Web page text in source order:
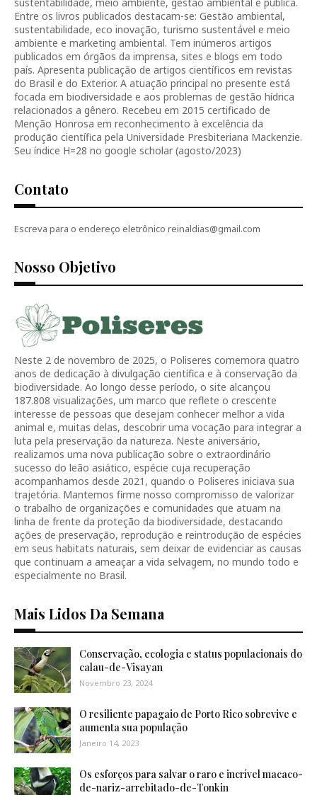
Entre os livros publicados destacam-se: Gestão ambiental,
sustentabilidade, eco inovação, turismo sustentável e meio
ambiente e marketing ambiental. Tem inúmeros artigos
publicados em órgãos da imprensa, sites e blogs em todo
país. Apresenta publicação de artigos científicos em revistas
do Brasil e do Exterior. A atuação principal no presente está
focada em biodiversidade e aos problemas de gestão hídrica
relacionados a gênero. Recebeu em 2015 certificado de
Menção Honrosa em reconhecimento à excelência da
produção científica pela Universidade Presbiteriana Mackenzie.
Seu índice H=28 no google scholar (agosto/2023)
Contato
Escreva para o endereço eletrônico reinaldias@gmail.com
Nosso Objetivo
Neste 2 de novembro de 2025, o Poliseres comemora quatro
anos de dedicação à divulgação científica e à conservação da
biodiversidade. Ao longo desse período, o site alcançou
187.808 visualizações, um marco que reflete o crescente
interesse de pessoas que desejam conhecer melhor a vida
animal e, muitas delas, descobrir uma vocação para integrar a
luta pela preservação da natureza. Neste aniversário,
realizamos uma nova publicação sobre o extraordinário
sucesso do leão asiático, espécie cuja recuperação
acompanhamos desde 2021, quando o Poliseres iniciava sua
trajetória. Mantemos firme nosso compromisso de valorizar
o trabalho de organizações e comunidades que atuam na
linha de frente da proteção da biodiversidade, destacando
ações de preservação, reprodução e reintrodução de espécies
em seus habitats naturais, sem deixar de evidenciar as causas
que continuam a ameaçar a vida selvagem, no mundo todo e
especialmente no Brasil.
Mais Lidos Da Semana
Conservação, ecologia e status populacionais do
calau-de-Visayan
Novembro 23, 2024
O resiliente papagaio de Porto Rico sobrevive e
aumenta sua população
Janeiro 14, 2023
Os esforços para salvar o raro e incrível macaco-
de-nariz-arrebitado-de-Tonkin